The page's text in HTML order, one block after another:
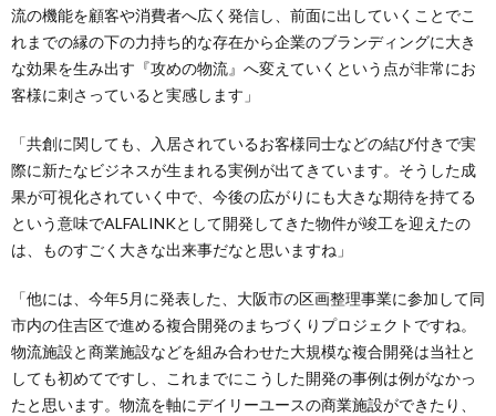
流の機能を顧客や消費者へ広く発信し、前面に出していくことでこ
れまでの縁の下の力持ち的な存在から企業のブランディングに大き
な効果を生み出す『攻めの物流』へ変えていくという点が非常にお
客様に刺さっていると実感します」
「共創に関しても、入居されているお客様同士などの結び付きで実
際に新たなビジネスが生まれる実例が出てきています。そうした成
果が可視化されていく中で、今後の広がりにも大きな期待を持てる
という意味でALFALINKとして開発してきた物件が竣工を迎えたの
は、ものすごく大きな出来事だなと思いますね」
「他には、今年5月に発表した、大阪市の区画整理事業に参加して同
市内の住吉区で進める複合開発のまちづくりプロジェクトですね。
物流施設と商業施設などを組み合わせた大規模な複合開発は当社と
しても初めてですし、これまでにこうした開発の事例は例がなかっ
たと思います。物流を軸にデイリーユースの商業施設ができたり、